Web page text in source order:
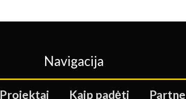
Navigacija
Projektai Kaip padėti